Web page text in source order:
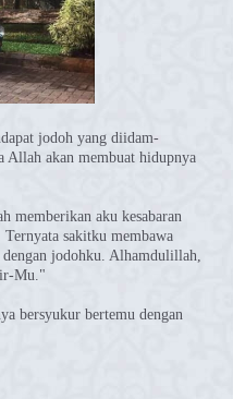
jodoh yang diidam-
Allah akan membuat hidupnya
memberikan aku kesabaran
sakitku membawa
dengan jodohku. Alhamdulillah,
Mu."
bersyukur bertemu dengan